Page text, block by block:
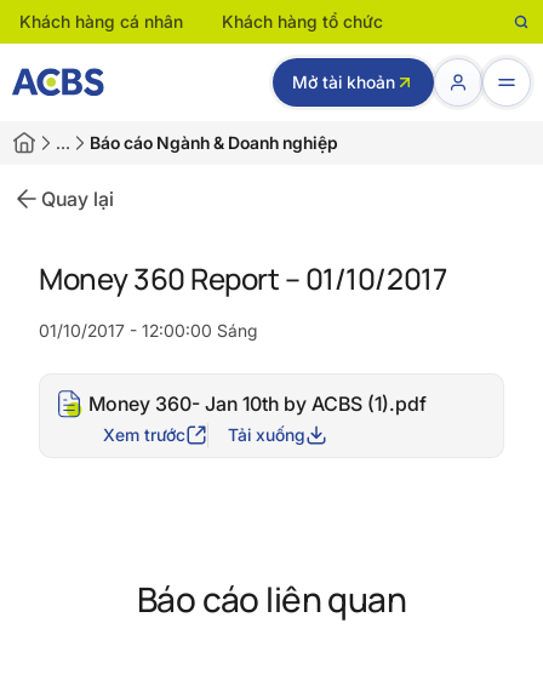
Khách hàng cá nhân Khách hàng tổ chức
Mở tài khoản
… Báo cáo Ngành & Doanh nghiệp
Quay lại
Money 360 Report – 01/10/2017
01/10/2017 - 12:00:00 Sáng
Money 360- Jan 10th by ACBS (1).pdf
Xem trước Tải xuống
Báo cáo liên quan